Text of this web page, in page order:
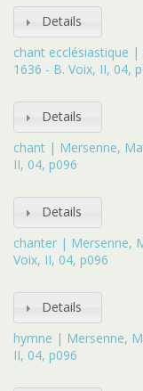
Details
chant ecclésiastique
1636 - B. Voix, II, 04,
Details
chant | Mersenne,
II, 04, p096
Details
chanter | Mersenne,
Voix, II, 04, p096
Details
hymne | Mersenne,
II, 04, p096